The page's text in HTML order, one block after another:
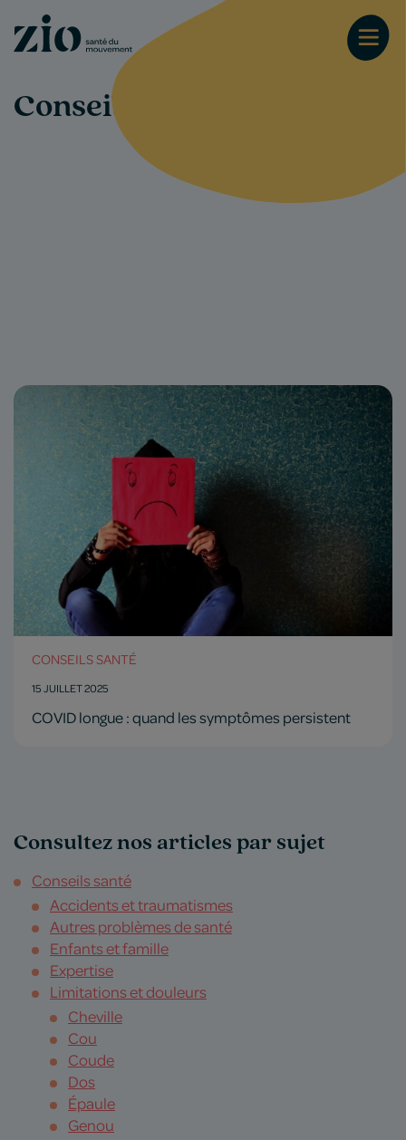
Conseils-santé
CONSEILS SANTÉ
15 JUILLET 2025
COVID longue : quand les symptômes persistent
Consultez nos articles par sujet
Conseils santé
Accidents et traumatismes
Autres problèmes de santé
Enfants et famille
Expertise
Limitations et douleurs
Cheville
Cou
Coude
Dos
Épaule
Genou